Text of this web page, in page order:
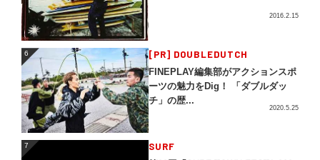
2016.2.15
6 [PR] DOUBLEDUTCH
FINEPLAY編集部がアクションスポ
ーツの魅力をDig！ 「ダブルダッ
チ」の歴...
2020.5.25
7 SURF